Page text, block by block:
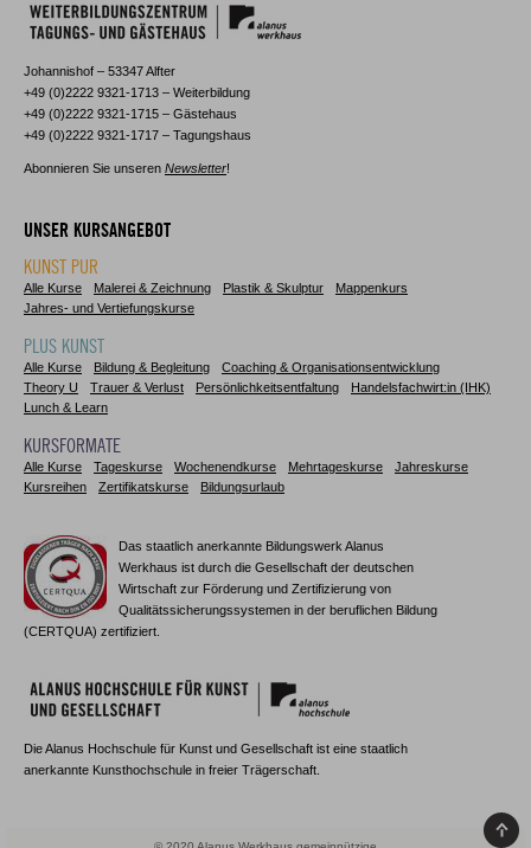
Johannishof – 53347 Alfter
+49 (0)2222 9321-1713 – Weiterbildung
+49 (0)2222 9321-1715 – Gästehaus
+49 (0)2222 9321-1717 – Tagungshaus
Abonnieren Sie unseren Newsletter!
UNSER KURSANGEBOT
KUNST PUR
Alle Kurse Malerei & Zeichnung Plastik & Skulptur
Mappenkurs
Jahres- und Vertiefungskurse
PLUS KUNST
Alle Kurse Bildung & Begleitung
Coaching & Organisationsentwicklung
Theory U
Trauer & Verlust Persönlichkeitsentfaltung
Handelsfachwirt:in (IHK)
Lunch & Learn
KURSFORMATE
Alle Kurse Tageskurse Wochenendkurse Mehrtageskurse
Jahreskurse
Kursreihen
Zertifikatskurse Bildungsurlaub
Das staatlich anerkannte Bildungswerk Alanus
Werkhaus ist durch die Gesellschaft der deutschen
Wirtschaft zur Förderung und Zertifizierung von
Qualitätssicherungssystemen in der beruflichen Bildung
(CERTQUA) zertifiziert.
Die Alanus Hochschule für Kunst und Gesellschaft ist eine staatlich
anerkannte Kunsthochschule in freier Trägerschaft.